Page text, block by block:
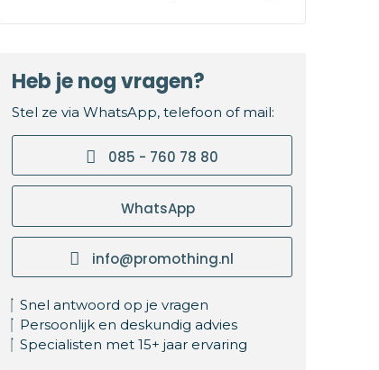
Heb je nog vragen?
Stel ze via WhatsApp, telefoon of mail:
085 - 760 78 80
WhatsApp
info@promothing.nl
Snel antwoord op je vragen
Persoonlijk en deskundig advies
Specialisten met 15+ jaar ervaring